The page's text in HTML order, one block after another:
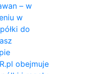
– w
w
do
obejmuje